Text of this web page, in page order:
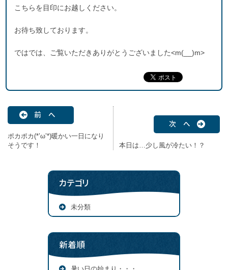
こちらを目印にお越しください。
お待ち致しております。
ではでは、ご覧いただきありがとうございました<m(__)m>
前 へ
ポカポカ(*’ω’*)暖かい一日になり
そうです！
次 へ
本日は…少し風が冷たい！？
カテゴリ
未分類
新着順